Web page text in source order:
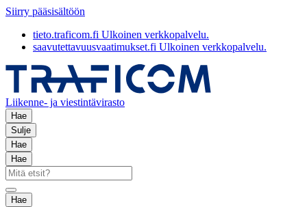
Siirry pääsisältöön
tieto.traficom.fi Ulkoinen verkkopalvelu.
saavutettavuusvaatimukset.fi Ulkoinen verkkopalvelu.
Liikenne- ja viestintävirasto
Hae
Sulje
Hae
Hae
Hae